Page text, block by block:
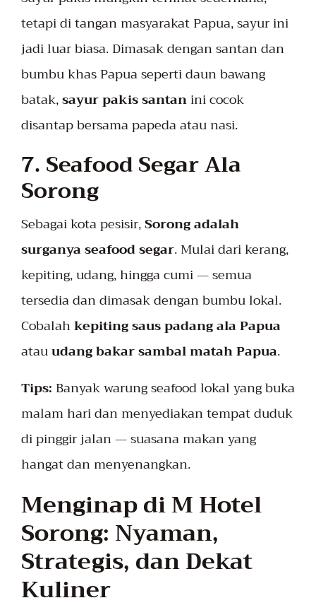
tetapi di tangan masyarakat Papua, sayur ini
jadi luar biasa. Dimasak dengan santan dan
bumbu khas Papua seperti daun bawang
batak,sayur pakis santanini cocok
disantap bersama papeda atau nasi.
7. Seafood Segar Ala
Sorong
Sebagai kota pesisir,Sorong adalah
surganya seafood segar. Mulai dari kerang,
kepiting, udang, hingga cumi — semua
tersedia dan dimasak dengan bumbu lokal.
Cobalahkepiting saus padang ala Papua
atauudang bakar sambal matah Papua.
Tips:Banyak warung seafood lokal yang buka
malam hari dan menyediakan tempat duduk
di pinggir jalan — suasana makan yang
hangat dan menyenangkan.
Menginap di M Hotel
Sorong: Nyaman,
Strategis, dan Dekat
Kuliner